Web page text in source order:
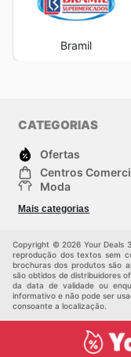
Bramil
CATEGORIAS
Ofertas
Centros
Moda
Construção e
Mais categorias
Copyright © 2026 Your Deals
reprodução dos textos sem
brochuras dos produtos são
são obtidos de distribuidores
da data de validade ou
informativo e não pode ser
consoante a localização.